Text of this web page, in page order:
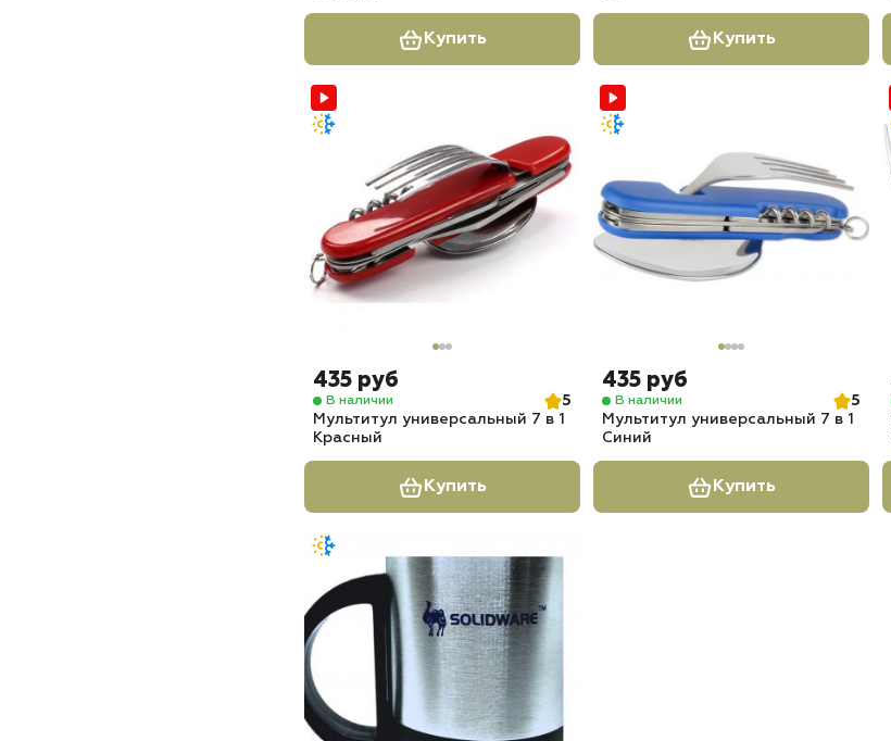
Купить Купить
435 руб
В наличии
5
Мультитул универсальный 7 в 1
Красный
Купить
435 руб
В наличии
5
Мультитул универсальный 7 в 1
Синий
Купить